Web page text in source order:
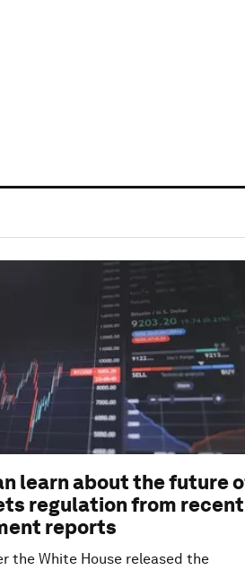
learn about the future
regulation from recent
reports
the White House released the